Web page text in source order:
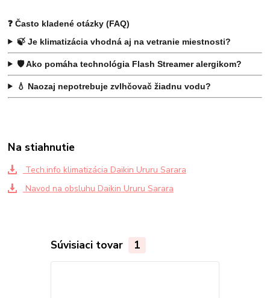
❓ Často kladené otázky (FAQ)
🍃 Je klimatizácia vhodná aj na vetranie miestnosti?
🛡️ Ako pomáha technológia Flash Streamer alergikom?
💧 Naozaj nepotrebuje zvlhčovač žiadnu vodu?
Na stiahnutie
Tech.info klimatizácia Daikin Ururu Sarara
Navod na obsluhu Daikin Ururu Sarara
Súvisiaci tovar 1